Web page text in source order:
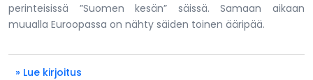
perinteisissä ”Suomen kesän” säissä. Samaan aikaan
muualla Euroopassa on nähty säiden toinen ääripää.
» Lue kirjoitus